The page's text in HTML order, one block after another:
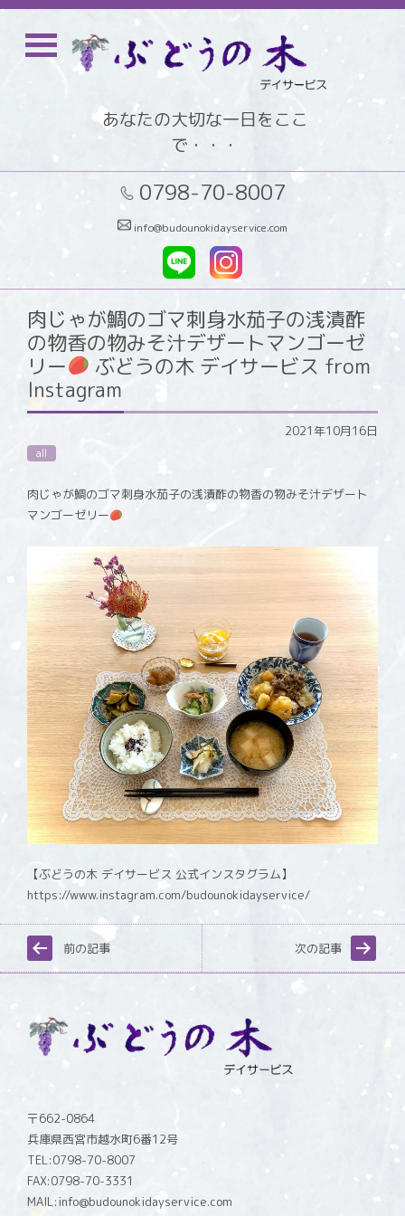
あなたの大切な一日をここ
で・・・
0798-70-8007
info@budounokidayservice.com
肉じゃが鯛のゴマ刺身水茄子の浅漬酢
の物香の物みそ汁デザートマンゴーゼ
リー
ぶどうの木 デイサービス from
Instagram
2021年10月16日
all
肉じゃが鯛のゴマ刺身水茄子の浅漬酢の物香の物みそ汁デザート
マンゴーゼリー
【ぶどうの木 デイサービス 公式インスタグラム】
https://www.instagram.com/budounokidayservice/
前の記事 次の記事
〒662-0864
兵庫県西宮市越水町6番12号
TEL:0798-70-8007
FAX:0798-70-3331
MAIL:info@budounokidayservice.com